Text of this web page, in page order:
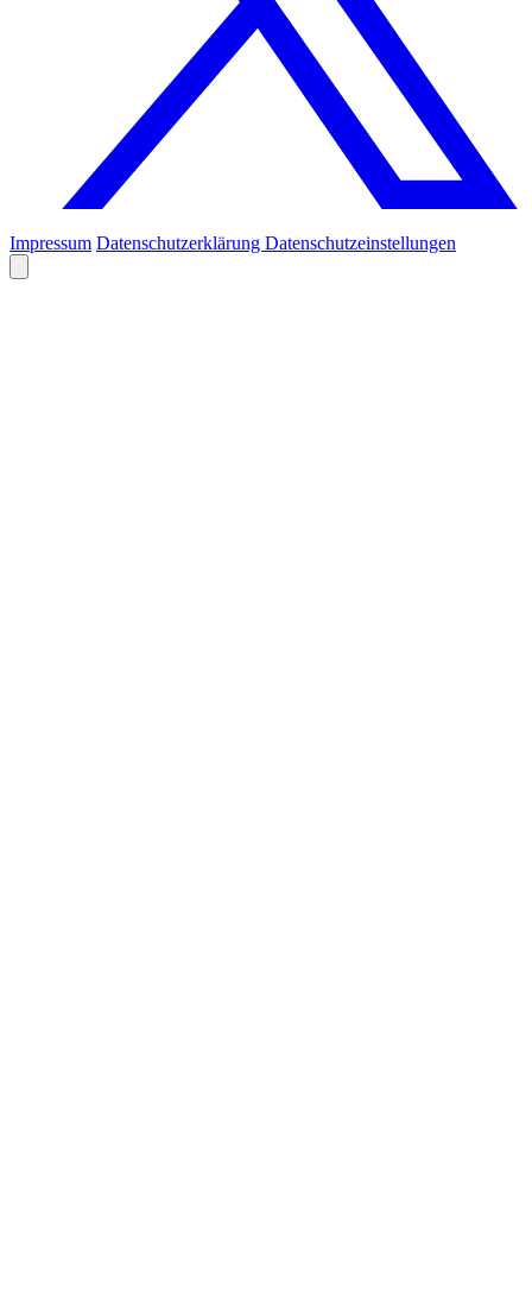
Impressum Datenschutzerklärung Datenschutzeinstellungen